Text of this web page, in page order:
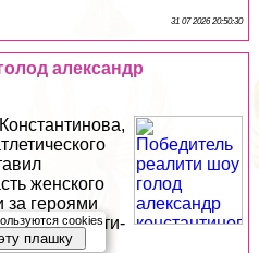
31 07 2026 20:50:30
александр
женского
за героями
реалити-
cookies
плашку